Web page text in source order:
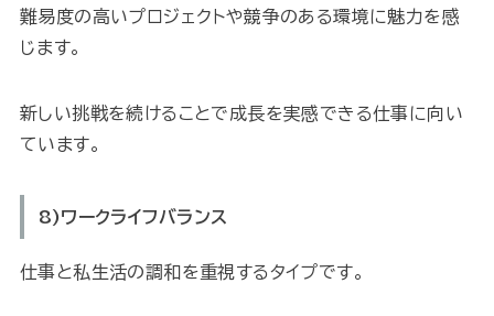
難易度の高いプロジェクトや競争のある環境に魅力を感
じます。
新しい挑戦を続けることで成長を実感できる仕事に向い
ています。
8)ワークライフバランス
仕事と私生活の調和を重視するタイプです。